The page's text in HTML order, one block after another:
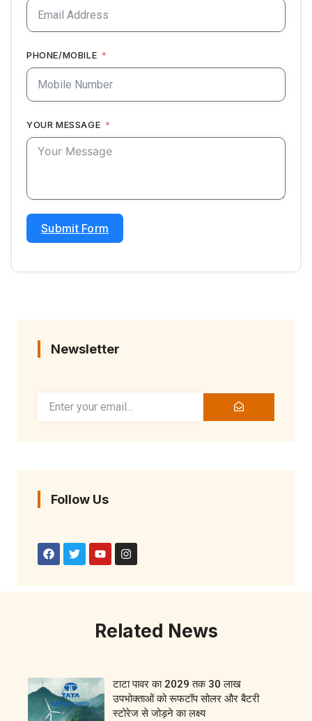
PHONE/MOBILE
YOUR MESSAGE
Submit Form
Newsletter
Follow Us
Related News
टाटा पावर का 2029 तक 30 लाख
उपभोक्ताओं को रूफटॉप सोलर और बैटरी
स्टोरेज से जोड़ने का लक्ष्य